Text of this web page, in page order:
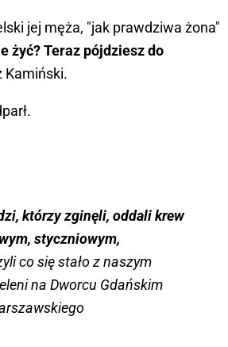
jej męża, "jak prawdziwa żona"
żyć? Teraz pójdziesz do
Kamiński.
którzy zginęli, oddali krew
styczniowym,
co się stało z naszym
na Dworcu Gdańskim